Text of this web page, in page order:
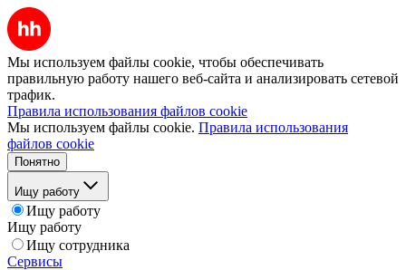
Мы используем файлы cookie, чтобы обеспечивать
правильную работу нашего веб-сайта и анализировать сетевой
трафик.
Правила использования файлов cookie
Мы используем файлы cookie. Правила использования
файлов cookie
Понятно
Ищу работу
Ищу работу
Ищу работу
Ищу сотрудника
Сервисы